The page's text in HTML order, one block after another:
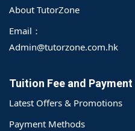
About TutorZone
Email：
Admin@tutorzone.com.hk
Tuition Fee and Payment
Latest Offers & Promotions
Payment Methods